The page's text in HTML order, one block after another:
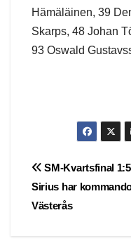
Hämäläinen, 39
Skarps, 48 Johan
93 Oswald
Post
navigation
SM-Kvartsfinal
Sirius har
Västerås